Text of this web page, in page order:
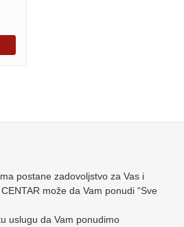
postane zadovoljstvo za Vas i
može da Vam ponudi “Sve
uslugu da Vam ponudimo